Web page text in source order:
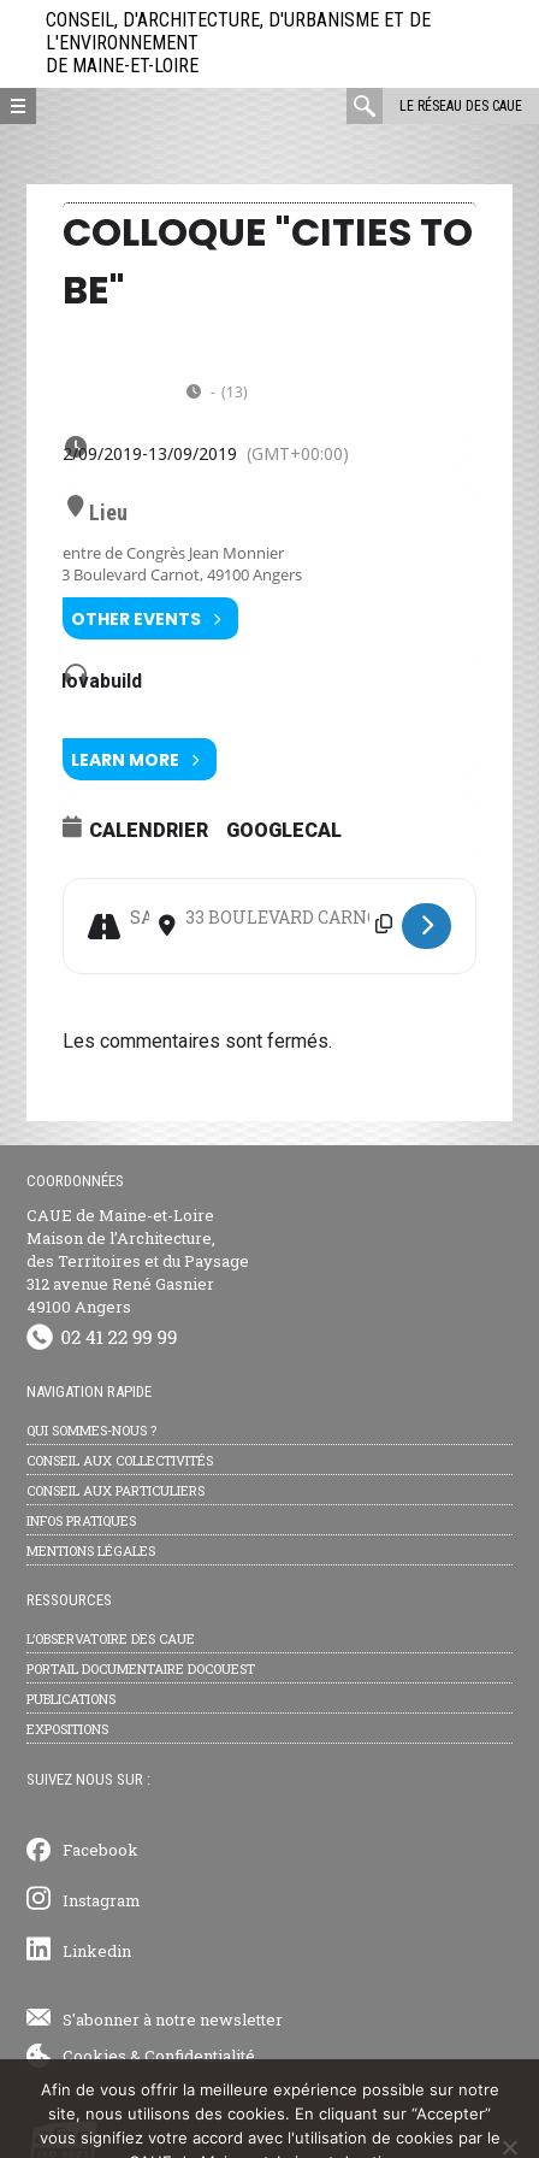
directement
contenu
CONSEIL, D'ARCHITECTURE, D'URBANISME ET DE
L'ENVIRONNEMENT
DE MAINE-ET-LOIRE
LE RÉSEAU DES CAUE
rechercher
COLLOQUE "CITIES TO
BE"
- (13)
12/09/2019-13/09/2019 (GMT+00:00)
Lieu
Centre de Congrès Jean Monnier
33 Boulevard Carnot, 49100 Angers
OTHER EVENTS
Novabuild
LEARN MORE
CALENDRIER GOOGLECAL
Address - Colloque "Cities to Be" [Lgwh8i3bM]
Destination Address - Colloque "Cities to Be"
Les commentaires sont fermés.
COORDONNÉES
CAUE de Maine-et-Loire
Maison de l’Architecture,
des Territoires et du Paysage
312 avenue René Gasnier
49100 Angers
NAVIGATION RAPIDE
QUI SOMMES-NOUS ?
CONSEIL AUX COLLECTIVITÉS
CONSEIL AUX PARTICULIERS
INFOS PRATIQUES
MENTIONS LÉGALES
RESSOURCES
L’OBSERVATOIRE DES CAUE
PORTAIL DOCUMENTAIRE DOCOUEST
PUBLICATIONS
EXPOSITIONS
SUIVEZ NOUS SUR :
Facebook
Instagram
Linkedin
S'abonner à notre newsletter
Cookies&Confidentialité
Afin de vous offrir la meilleure expérience possible sur notre
site, nous utilisons des cookies. En cliquant sur “Accepter”
vous signifiez votre accord avec l'utilisation de cookies par le